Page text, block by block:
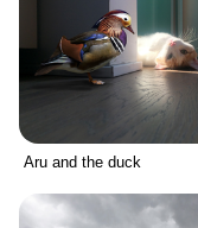
Aru and the duck